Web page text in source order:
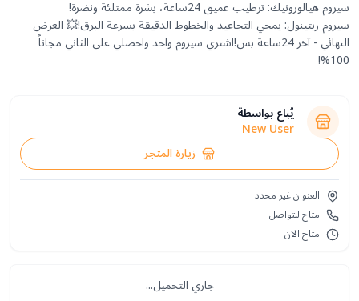
سيروم ريتينول: يمحي التجاعيد والخطوط الدقيقة بسرعة البرق!💥 العرض
النهائي - آخر 24ساعة بس!اشتري سيروم واحد واحصلي على الثاني مجاناً
100%!
يُباع بواسطة
New User
زيارة المتجر
العنوان غير محدد
متاح للتواصل
متاح الآن
جاري التحميل...